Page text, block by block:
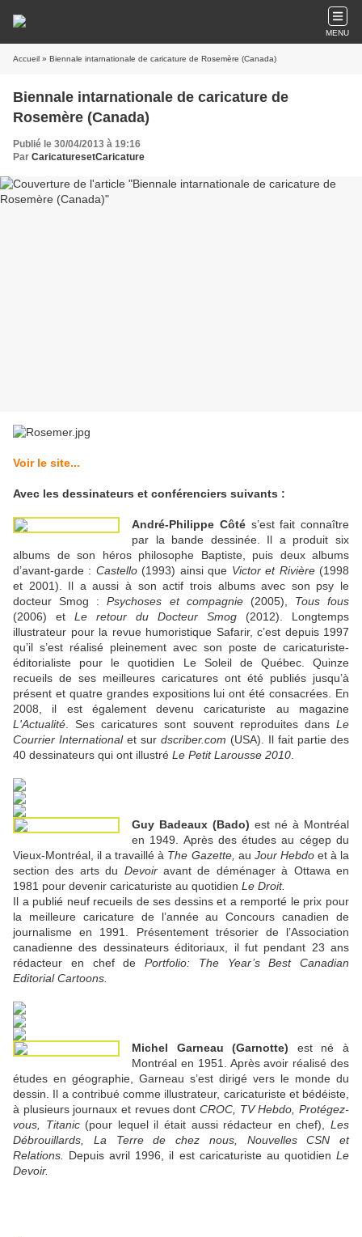
MENU
Accueil » Biennale intarnationale de caricature de Rosemère (Canada)
Biennale intarnationale de caricature de
Rosemère (Canada)
Publié le 30/04/2013 à 19:16
Par CaricaturesetCaricature
Voir le site...
Avec les dessinateurs et conférenciers suivants :
André-Philippe Côtés’est fait connaître
par la bande dessinée. Il a produit six
albums de son héros philosophe Baptiste, puis deux albums
d’avant-garde : Castello(1993) ainsi que Victor et Rivière(1998
et 2001). Il a aussi à son actif trois albums avec son psy le
docteur Smog :Psychoses et compagnie(2005), Tous fous
(2006) et Le retour du Docteur Smog (2012). Longtemps
illustrateur pour la revue humoristique Safarir, c’est depuis 1997
qu’il s’est réalisé pleinement avec son poste de caricaturiste-
éditorialiste pour le quotidien Le Soleil de Québec. Quinze
recueils de ses meilleures caricatures ont été publiés jusqu’à
présent et quatre grandes expositions lui ont été consacrées. En
2008, il est également devenu caricaturiste au magazine
L'Actualité . Ses caricatures sont souvent reproduites dans Le
Courrier Internationalet sur dscriber.com (USA). Il fait partie des
40 dessinateurs qui ont illustré Le Petit Larousse 2010
Guy Badeaux (Bado) est né à Montréal
en 1949. Après des études au cégep du
Vieux-Montréal, il a travaillé à The Gazette, au Jour Hebdoet à la
section des arts du Devoiravant de déménager à Ottawa en
1981 pour devenir caricaturiste au quotidien Le Droit.
Il a publié neuf recueils de ses dessins et a remporté le prix pour
la meilleure caricature de l’année au Concours canadien de
journalisme en 1991. Présentement trésorier de l’Association
canadienne des dessinateurs éditoriaux, il fut pendant 23 ans
rédacteur en chef de Portfolio: The Year’s Best Canadian
Editorial Cartoons.
Michel Garneau (Garnotte) est né à
Montréal en 1951. Après avoir réalisé des
études en géographie, Garneau s’est dirigé vers le monde du
dessin. Il a contribué comme illustrateur, caricaturiste et bédéiste,
à plusieurs journaux et revues dont CROC, TV Hebdo, Protégez-
vous, Titanic(pour lequel il était aussi rédacteur en chef),Les
Débrouillards, La Terre de chez nous, Nouvelles CSN et
Relations.
Depuis avril 1996, il est caricaturiste au quotidien Le
Devoir.